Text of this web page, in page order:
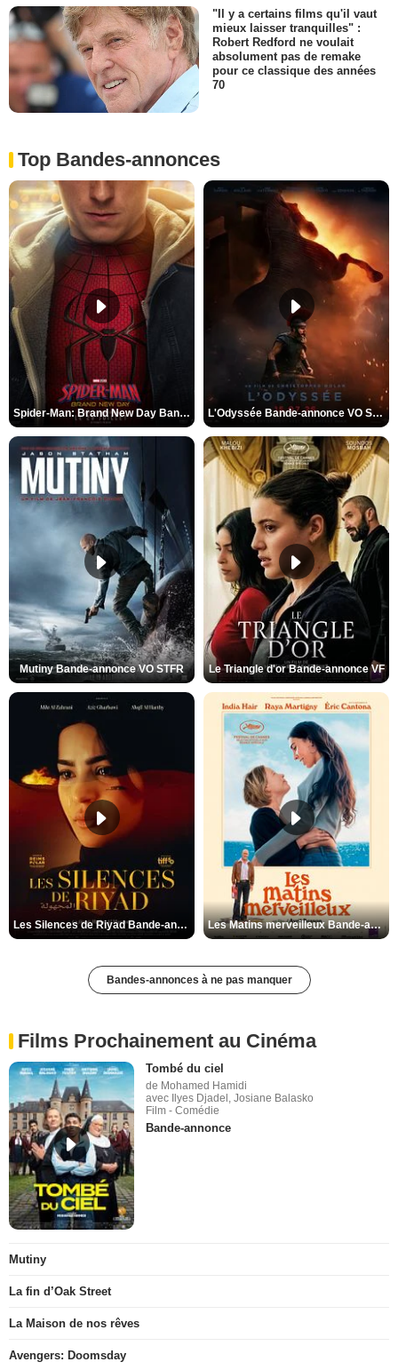
"Il y a certains films qu'il vaut
mieux laisser tranquilles" :
Robert Redford ne voulait
absolument pas de remake
pour ce classique des années
70
Top Bandes-annonces
Spider-Man: Brand New Day Bande-annonce VO STFR L'Odyssée Bande-annonce VO STFR
Mutiny Bande-annonce VO STFR Le Triangle d'or Bande-annonce VF
Les Silences de Riyad Bande-annonce VO STFR Les Matins merveilleux Bande-annonce VF
Bandes-annonces à ne pas manquer
Films Prochainement au Cinéma
Tombé du ciel
de Mohamed Hamidi
avec Ilyes Djadel, Josiane Balasko
Film - Comédie
Bande-annonce
Mutiny
La fin d’Oak Street
La Maison de nos rêves
Avengers: Doomsday